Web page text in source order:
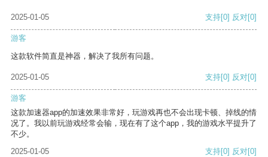
2025-01-05 支持[0] 反对[0]
游客
这款软件简直是神器，解决了我所有问题。
2025-01-05 支持[0] 反对[0]
游客
这款加速器app的加速效果非常好，玩游戏再也不会出现卡顿、掉线的情
况了。我以前玩游戏经常会输，现在有了这个app，我的游戏水平提升了
不少。
2025-01-05
支持[0] 反对[0]